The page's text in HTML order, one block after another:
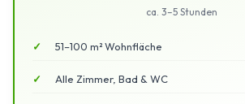
ca. 3–5 Stunden
51–100 m² Wohnfläche
Alle Zimmer, Bad & WC